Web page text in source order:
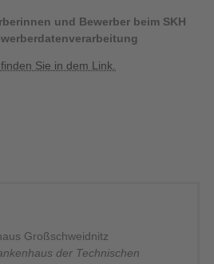
und Bewerber beim SKH
Sie in dem Link.
Großschweidnitz
der Technischen